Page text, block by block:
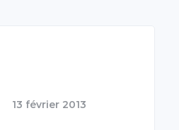
13 février 2013